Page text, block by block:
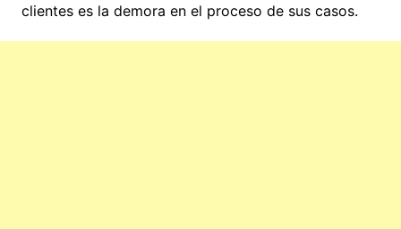
clientes es la demora en el proceso de sus casos.